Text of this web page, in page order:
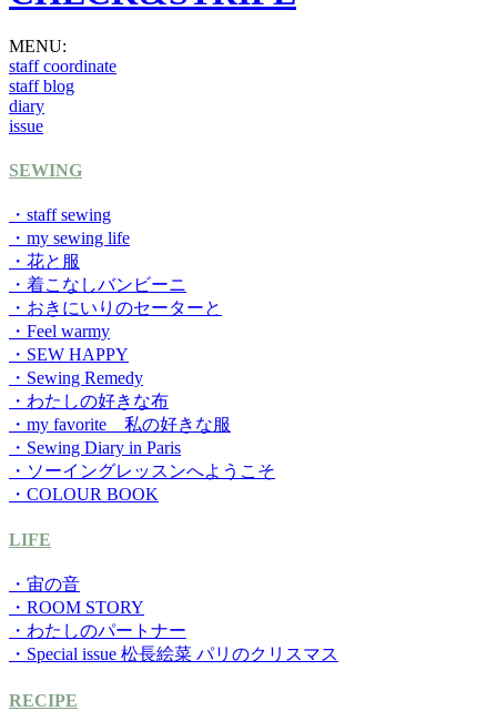
MENU:
staff coordinate
staff blog
diary
issue
SEWING
・staff sewing
・my sewing life
・花と服
・着こなしバンビーニ
・おきにいりのセーターと
・Feel warmy
・SEW HAPPY
・Sewing Remedy
・わたしの好きな布
・my favorite 私の好きな服
・Sewing Diary in Paris
・ソーイングレッスンへようこそ
・COLOUR BOOK
LIFE
・宙の音
・ROOM STORY
・わたしのパートナー
・Special issue 松長絵菜 パリのクリスマス
RECIPE